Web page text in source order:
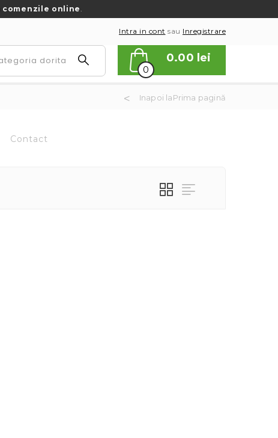
comenzile online.
Intra in cont sau Inregistrare
0
0.00 lei
Inapoi laPrima pagină
Contact